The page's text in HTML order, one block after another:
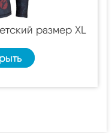
размер XL